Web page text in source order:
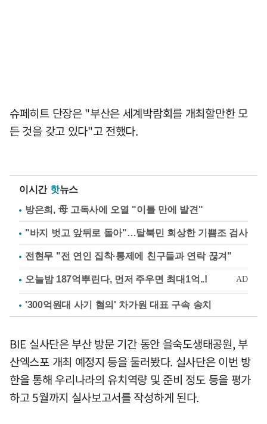
슈페히트 단장은 "부산은 세계박람회를 개최할만한 모
든 것을 갖고 있다"고 전했다.
이시간 핫뉴스
방은희, 母 고독사에 오열 "이틀 만에 발견"
"바지 벗고 앞뒤로 돌아"…탈북민 회상한 기쁨조 검사
전현무 "전 연인 집착·통제에 친구들과 연락 끊겨"
'300억원대 사기 혐의' 차가원 대표 구속 송치
BIE 실사단은 부산 방문 기간 동안 을숙도생태공원, 부
산엑스포 개최 예정지 등을 둘러봤다. 실사단은 이번 방
한을 통해 우리나라의 유치역량 및 준비 정도 등을 평가
하고 5월까지 실사보고서를 작성하게 된다.